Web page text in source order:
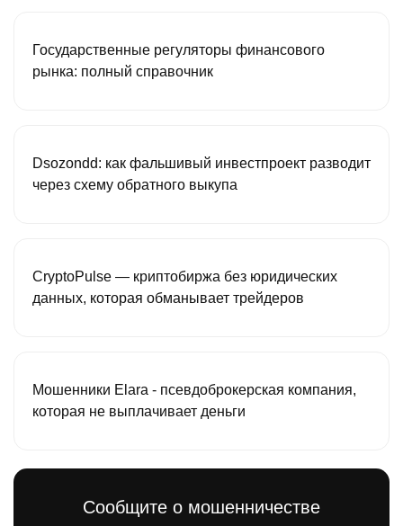
Государственные регуляторы финансового
рынка: полный справочник
Dsozondd: как фальшивый инвестпроект разводит
через схему обратного выкупа
CryptoPulse — криптобиржа без юридических
данных, которая обманывает трейдеров
Мошенники Elara - псевдоброкерская компания,
которая не выплачивает деньги
Сообщите о мошенничестве